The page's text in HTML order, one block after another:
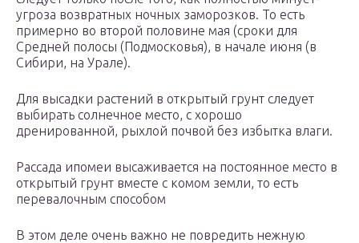
угроза возвратных ночных заморозков. То есть
примерно во второй половине мая (сроки для
Средней полосы (Подмосковья), в начале июня (в
Сибири, на Урале).
Для высадки растений в открытый грунт следует
выбирать солнечное место, с хорошо
дренированной, рыхлой почвой без избытка влаги.
Рассада ипомеи высаживается на постоянное место в
открытый грунт вместе с комом земли, то есть
перевалочным способом
В этом деле очень важно не повредить нежную